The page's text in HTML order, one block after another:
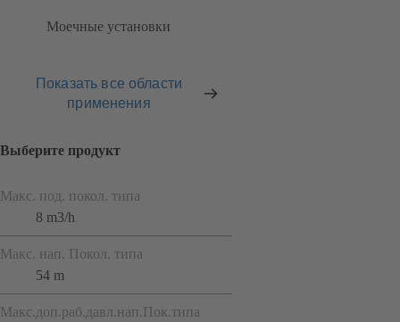
Моечные установки
Показать все области
применения
Выберите продукт
Макс. под. покол. типа
8 m3/h
Макс. нап. Покол. типа
54 m
Макс.доп.раб.давл.нап.Пок.типа